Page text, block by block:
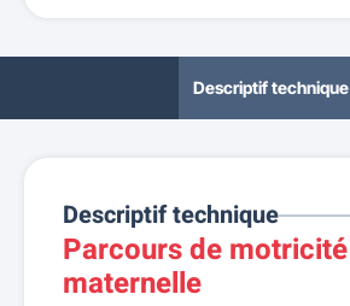
Descriptif technique
Descriptif technique
Parcours de motricité
maternelle